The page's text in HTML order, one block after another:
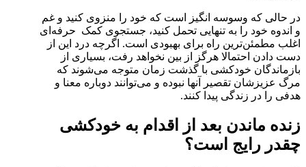
در حالی که وسوسه انگیز است که خود را منزوی کنید و غم
و اندوه خود را به تنهایی تحمل کنید، جستجوی کمک حرفه‌ای
اغلب مطمئن‌‌ترین راه برای بهبودی است. اگرچه درد این از
دست دادن احتمالا هرگز از بین نخواهد رفت، بسیاری از
بازماندگان خودکشی با گذشت زمان متوجه می‌شوند که
مرگ عزیزشان تقصیر آنها نبوده و می‌توانند دوباره معنا و
هدفی را در زندگی پیدا کنند.
زنده ماندن بعد از اقدام به خودکشی
چقدر رایج است؟